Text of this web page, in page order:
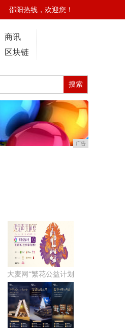
邵阳热线，欢迎您！
商讯
区块链
广告
大麦网“繁花公益计划